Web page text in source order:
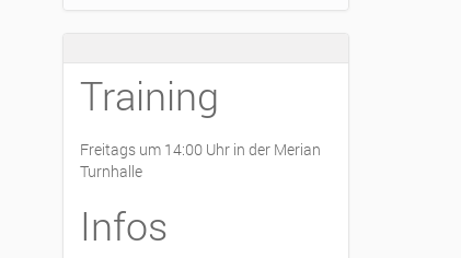
Training
Freitags um 14:00 Uhr in der Merian
Turnhalle
Infos